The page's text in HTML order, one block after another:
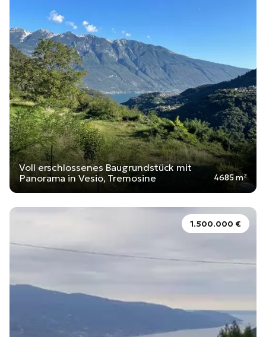
Voll erschlossenes Baugrundstück mit
Panorama in Vesio, Tremosine
4685 m²
1.500.000 €